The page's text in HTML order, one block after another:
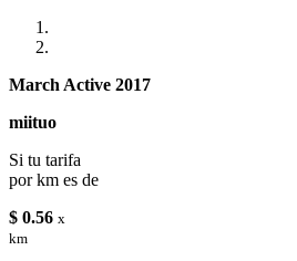
March Active 2017
miituo
Si tu tarifa
por km es de
$ 0.56 x
km